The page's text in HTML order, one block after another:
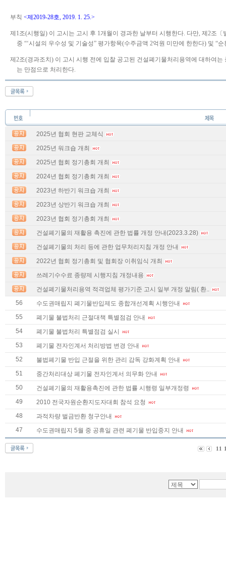
부칙 <제 2019-28호, 2019. 1. 25.>
제 1조(시행일 ) 이 고시는 고시 후 1개월이 경과한 날부터 시행한다. 다만, 제 2조 〔
중 “‘시설의 우수성 및 기술성” 평가항목(수주금액 2억원 미만에 한한다) 및 “순
제 2조(경과조치 ) 이 고시 시행 전에 입찰 공고된 건설폐기물처리용역에 대하여는
는 만점으로 처리한다.
2025년 협회 현판 교체식
2025년 워크숍 개최
2025년 협회 정기총회 개최
2024년 협회 정기총회 개최
2023년 하반기 워크숍 개최
2023년 상반기 워크숍 개최
2023년 협회 정기총회 개최
건설폐기물의 재활용 촉진에 관한 법률 개정 안내(2023.3.28)
건설폐기물의 처리 등에 관한 업무처리지침 개정 안내
2022년 협회 정기총회 및 협회장 이취임식 개최
쓰레기수수료 종량제 시행지침 개정내용
건설폐기물처리용역 적격업체 평가기준 고시 일부 개정 알림( 환..
56
수도권매립지 폐기물반입제도 종합개선계획 시행안내
55
폐기물 불법처리 근절대책 특별점검 안내
54
폐기물 불법처리 특별점검 실시
53
폐기물 전자인계서 처리방법 변경 안내
52
불법폐기물 반입 근절을 위한 관리 감독 강화계획 안내
51
중간처리대상 폐기물 전자인계서 의무화 안내
50
건설폐기물의 재활용촉진에 관한 법률 시행령 일부개정령
49
2010 전국자원순환지도자대회 참석 요청
48
과적차량 벌금반환 청구안내
47
수도권매립지 5월 중 공휴일 관련 폐기물 반입중지 안내
11